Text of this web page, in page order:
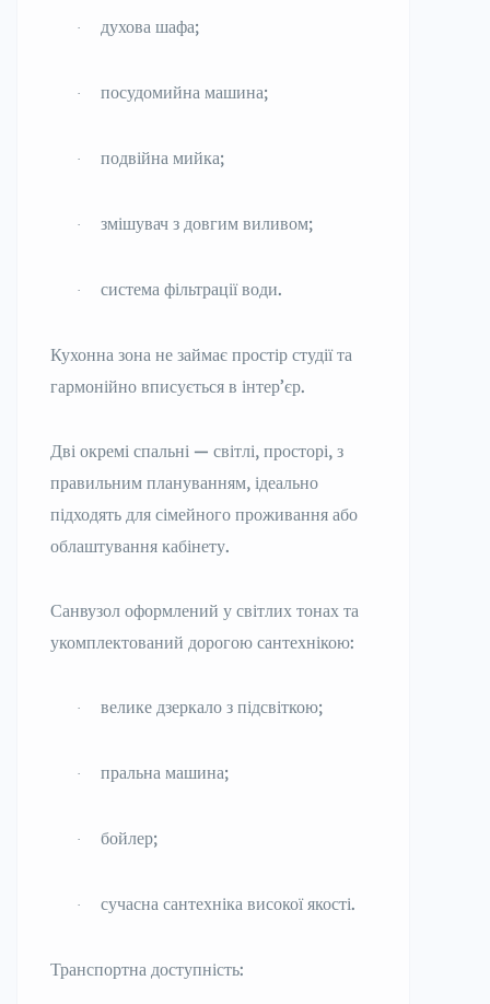
· духова шафа;
· посудомийна машина;
· подвійна мийка;
· змішувач з довгим виливом;
· система фільтрації води.
Кухонна зона не займає простір студії та
гармонійно вписується в інтер’єр.
Дві окремі спальні — світлі, просторі, з
правильним плануванням, ідеально
підходять для сімейного проживання або
облаштування кабінету.
Санвузол оформлений у світлих тонах та
укомплектований дорогою сантехнікою:
· велике дзеркало з підсвіткою;
· пральна машина;
· бойлер;
· сучасна сантехніка високої якості.
Транспортна доступність: